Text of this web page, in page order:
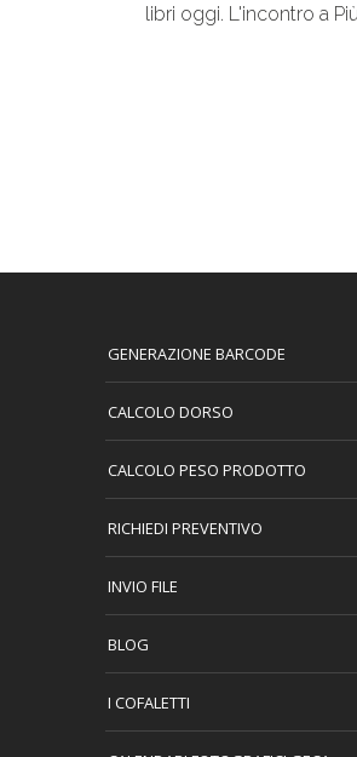
libri oggi. L'incontro a
GENERAZIONE BARCODE
CALCOLO DORSO
CALCOLO PESO PRODOTTO
RICHIEDI PREVENTIVO
INVIO FILE
BLOG
I COFALETTI